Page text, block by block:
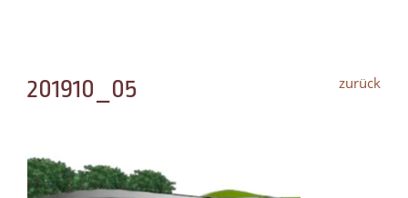
zurück
201910_05